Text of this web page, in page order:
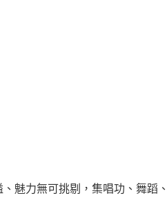
魅力無可挑剔，集唱功、舞蹈